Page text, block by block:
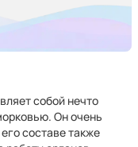
собой нечто
Он очень
составе также